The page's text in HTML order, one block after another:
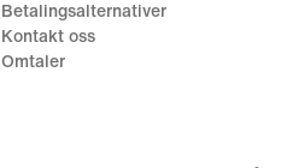
Betalingsalternativer
Kontakt oss
Omtaler